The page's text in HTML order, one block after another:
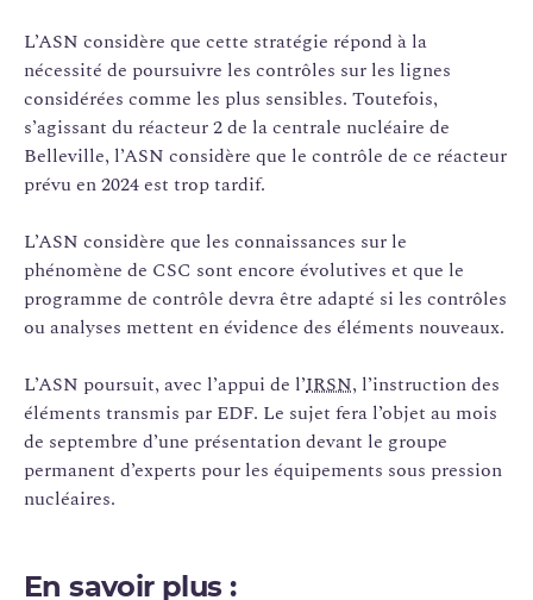
L’ASN considère que cette stratégie répond à la
nécessité de poursuivre les contrôles sur les lignes
considérées comme les plus sensibles. Toutefois,
s’agissant du réacteur 2 de la centrale nucléaire de
Belleville, l’ASN considère que le contrôle de ce réacteur
prévu en 2024 est trop tardif.
L’ASN considère que les connaissances sur le
phénomène de CSC sont encore évolutives et que le
programme de contrôle devra être adapté si les contrôles
ou analyses mettent en évidence des éléments nouveaux.
L’ASN poursuit, avec l’appui de l’IRSN, l’instruction des
éléments transmis par EDF. Le sujet fera l’objet au mois
de septembre d’une présentation devant le groupe
permanent d’experts pour les équipements sous pression
nucléaires.
En savoir plus :